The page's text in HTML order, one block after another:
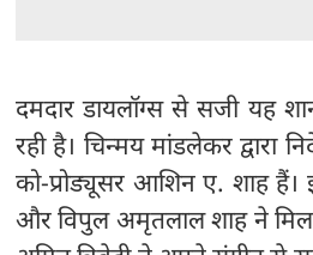
दमदार डायलॉग्स से सजी यह
रही है। चिन्मय मांडलेकर द्वारा
को-प्रोड्यूसर आशिन ए. शाह हैं।
और विपुल अमृतलाल शाह ने